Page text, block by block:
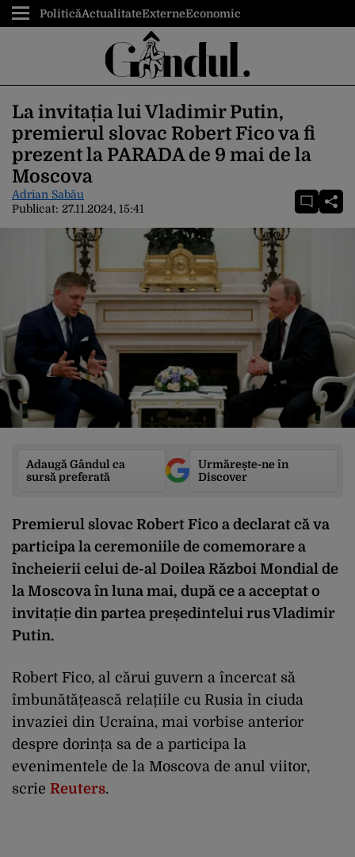
PoliticăActualitateExterneEconomic
La invitația lui Vladimir Putin,
premierul slovac Robert Fico va fi
prezent la PARADA de 9 mai de la
Moscova
Adrian Sabău
Publicat: 27.11.2024, 15:41
Adaugă Gândul ca
sursă preferată
Urmărește-ne în
Discover
Premierul slovac Robert Fico a declarat că va
participa la ceremoniile de comemorare a
încheierii celui de-al Doilea Război Mondial de
la Moscova în luna mai, după ce a acceptat o
invitație din partea președintelui rus Vladimir
Putin.
Robert Fico, al cărui guvern a încercat să
îmbunătățească relațiile cu Rusia în ciuda
invaziei din Ucraina, mai vorbise anterior
despre dorința sa de a participa la
evenimentele de la Moscova de anul viitor,
scrie Reuters.